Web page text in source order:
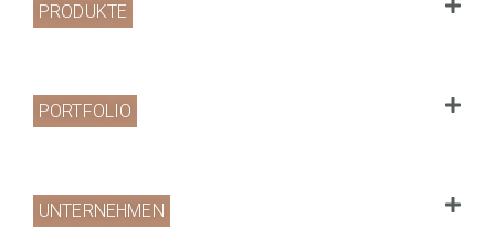
PRODUKTE
PORTFOLIO
UNTERNEHMEN